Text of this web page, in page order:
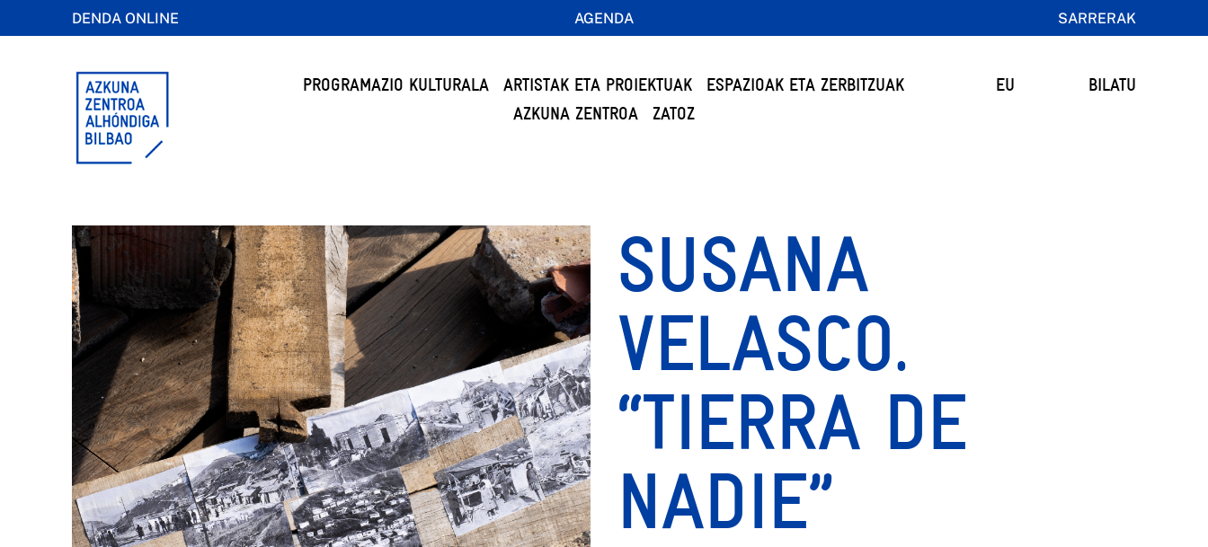
DENDA ONLINE AGENDA SARRERAK
PROGRAMAZIO KULTURALA ARTISTAK ETA PROIEKTUAK
ESPAZIOAK ETA ZERBITZUAK
AZKUNA ZENTROA
ZATOZ
EU BILATU
SUSANA
VELASCO.
“TIERRA DE
NADIE”